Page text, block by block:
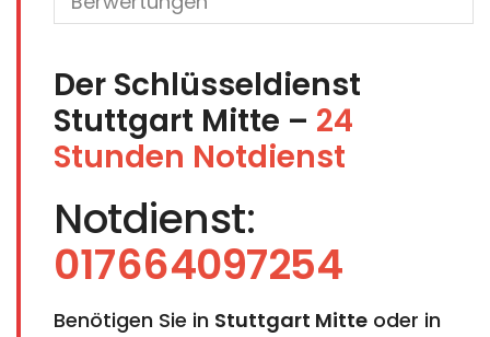
Der Schlüsseldienst
Stuttgart Mitte – 24
Stunden Notdienst
Notdienst:
017664097254
Benötigen Sie in Stuttgart Mitte oder in